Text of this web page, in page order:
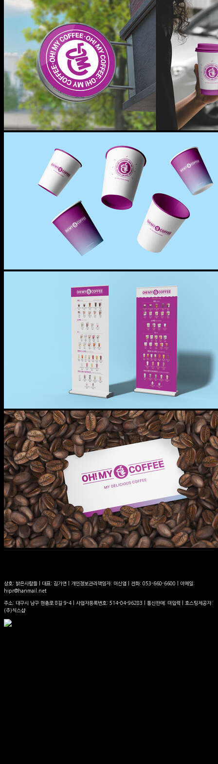
상호: 밝은사람들 | 대표: 김가연 | 개인정보관리책임자: 이신엽 | 전화: 053-660-6600 | 이메일:
hipr@hanmail.net
주소: 대구시 남구 현충로 8길 9-4 | 사업자등록번호: 514-04-96283 | 통신판매: 미입력 | 호스팅제공자:
(주)식스샵